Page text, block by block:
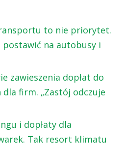
to nie priorytet.
postawić na autobusy i
zawieszenia dopłat do
firm. „Zastój odczuje
i dopłaty dla
Tak resort klimatu